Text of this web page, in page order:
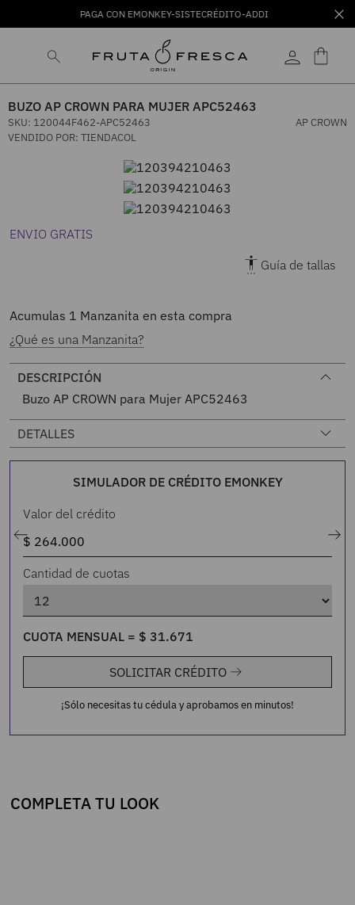
PAGA CON EMONKEY-SISTECRÉDITO-ADDI
BUZO AP CROWN PARA MUJER APC52463
SKU: 120044F462-APC52463
AP CROWN
VENDIDO POR: TIENDACOL
ENVIO GRATIS
Guía de tallas
Acumulas 1 Manzanita en esta compra
¿Qué es una Manzanita?
DESCRIPCIÓN
Buzo AP CROWN para Mujer APC52463
DETALLES
SIMULADOR DE CRÉDITO EMONKEY
Valor del crédito
Cantidad de cuotas
CUOTA MENSUAL = $ 31.671
SOLICITAR CRÉDITO
¡Sólo necesitas tu cédula y aprobamos en minutos!
COMPLETA TU LOOK